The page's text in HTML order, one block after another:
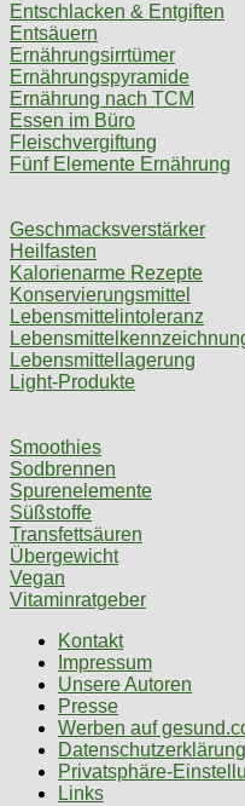
Entschlacken & Entgiften
Entsäuern
Ernährungsirrtümer
Ernährungspyramide
Ernährung nach TCM
Essen im Büro
Fleischvergiftung
Fünf Elemente Ernährung
Geschmacksverstärker
Heilfasten
Kalorienarme Rezepte
Konservierungsmittel
Lebensmittelintoleranz
Lebensmittellagerung
Light-Produkte
Smoothies
Sodbrennen
Spurenelemente
Süßstoffe
Transfettsäuren
Übergewicht
Vegan
Vitaminratgeber
Kontakt
Impressum
Unsere Autoren
Presse
Werben auf
Datenschutzerklärung
Privatsphäre-
Links